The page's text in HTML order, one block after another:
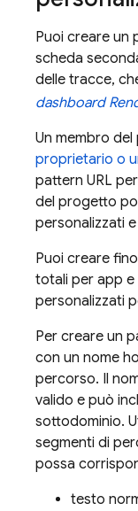
Puoi creare un
scheda
delle tracce,
dashboard
Un membro
proprietario o
pattern URL
del progetto
personalizzati
Puoi creare
totali per app e
personalizzati
Per creare un
con un nome
percorso. Il
valido e può
sottodominio.
segmenti di
possa
testo